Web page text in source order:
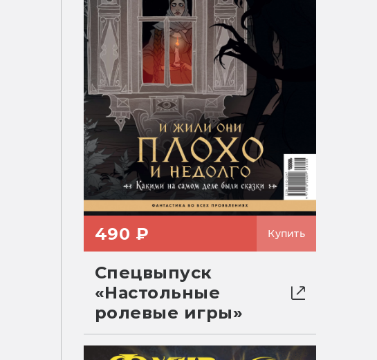
490 ₽ Купить
Спецвыпуск
«Настольные
ролевые игры»